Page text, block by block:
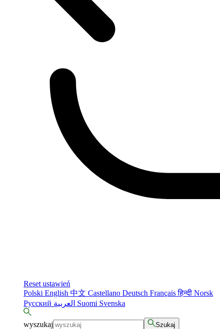
Reset ustawień
Polski English 中文 Castellano Deutsch Françaisहिन्दी Norsk
Русский
Suomi Svenska
wyszukaj Szukaj